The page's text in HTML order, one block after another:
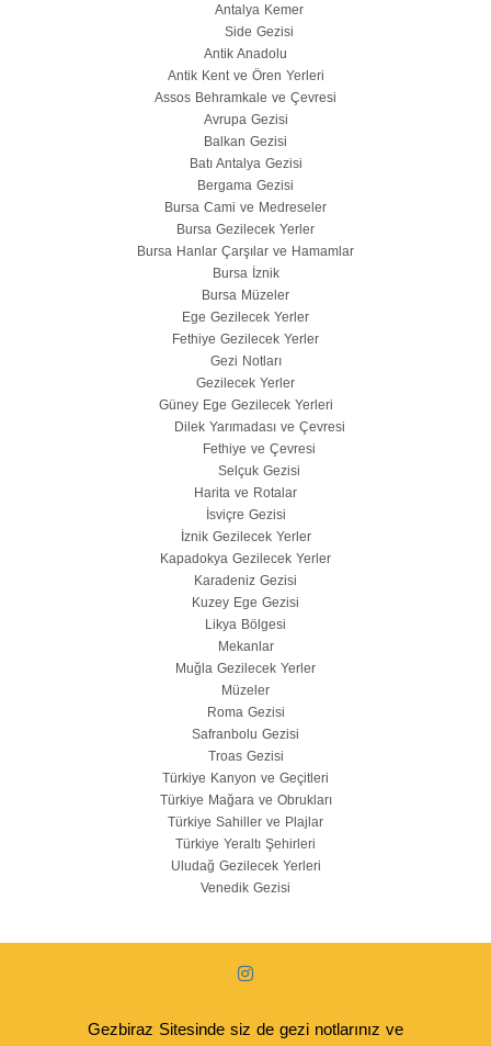
Antalya Kemer
Side Gezisi
Antik Anadolu
Antik Kent ve Ören Yerleri
Assos Behramkale ve Çevresi
Avrupa Gezisi
Balkan Gezisi
Batı Antalya Gezisi
Bergama Gezisi
Bursa Cami ve Medreseler
Bursa Gezilecek Yerler
Bursa Hanlar Çarşılar ve Hamamlar
Bursa İznik
Bursa Müzeler
Ege Gezilecek Yerler
Fethiye Gezilecek Yerler
Gezi Notları
Gezilecek Yerler
Güney Ege Gezilecek Yerleri
Dilek Yarımadası ve Çevresi
Fethiye ve Çevresi
Selçuk Gezisi
Harita ve Rotalar
İsviçre Gezisi
İznik Gezilecek Yerler
Kapadokya Gezilecek Yerler
Karadeniz Gezisi
Kuzey Ege Gezisi
Likya Bölgesi
Mekanlar
Muğla Gezilecek Yerler
Müzeler
Roma Gezisi
Safranbolu Gezisi
Troas Gezisi
Türkiye Kanyon ve Geçitleri
Türkiye Mağara ve Obrukları
Türkiye Sahiller ve Plajlar
Türkiye Yeraltı Şehirleri
Uludağ Gezilecek Yerleri
Venedik Gezisi
Gezbiraz Sitesinde siz de gezi notlarınız ve